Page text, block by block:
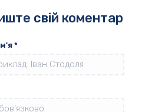
свій коментар
*